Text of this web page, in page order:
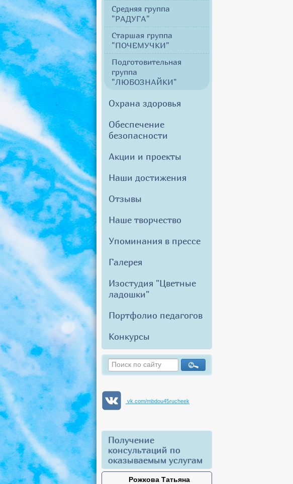
Средняя группа
"РАДУГА"
Старшая группа
"ПОЧЕМУЧКИ"
Подготовительная
группа
"ЛЮБОЗНАЙКИ"
Охрана здоровья
Обеспечение
безопасности
Акции и проекты
Наши достижения
Отзывы
Наше творчество
Упоминания в прессе
Галерея
Изостудия "Цветные
ладошки"
Портфолио педагогов
Конкурсы
vk.com/mbdou45rucheek
Получение
консультаций по
оказываемым услугам
Рожкова Татьяна